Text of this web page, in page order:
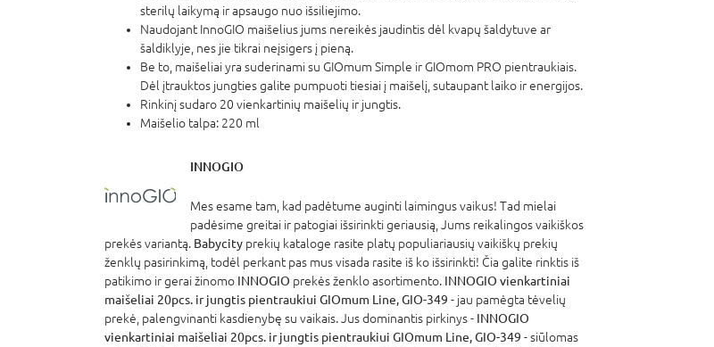
sterilų laikymą ir apsaugo nuo išsiliejimo.
Naudojant InnoGIO maišelius jums nereikės jaudintis dėl kvapų šaldytuve ar
šaldiklyje, nes jie tikrai neįsigers į pieną.
Be to, maišeliai yra suderinami su GIOmum Simple ir GIOmom PRO pientraukiais.
Dėl įtrauktos jungties galite pumpuoti tiesiai į maišelį, sutaupant laiko ir energijos.
Rinkinį sudaro 20 vienkartinių maišelių ir jungtis.
Maišelio talpa: 220 ml
INNOGIO
Mes esame tam, kad padėtume auginti laimingus vaikus! Tad mielai
padėsime greitai ir patogiai išsirinkti geriausią, Jums reikalingos vaikiškos
prekės variantą. Babycity prekių kataloge rasite platų populiariausių vaikiškų prekių
ženklų pasirinkimą, todėl perkant pas mus visada rasite iš ko išsirinkti! Čia galite rinktis iš
patikimo ir gerai žinomo INNOGIO prekės ženklo asortimento. INNOGIO vienkartiniai
maišeliai 20pcs. ir jungtis pientraukiui GIOmum Line, GIO-349 - jau pamėgta tėvelių
prekė, palengvinanti kasdienybę su vaikais. Jus dominantis pirkinys - INNOGIO
vienkartiniai maišeliai 20pcs. ir jungtis pientraukiui GIOmum Line, GIO-349 - siūlomas